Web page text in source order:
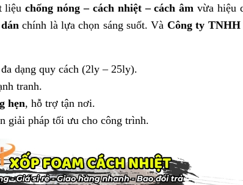
liệuchống nóng – cách nhiệt – cách âm vừa hiệu
chính là lựa chọn sáng suốt. Và Công ty
dạng quy cách (2ly – 25ly).
tranh.
hẹn, hỗ trợ tận nơi.
giải pháp tối ưu cho công trình.